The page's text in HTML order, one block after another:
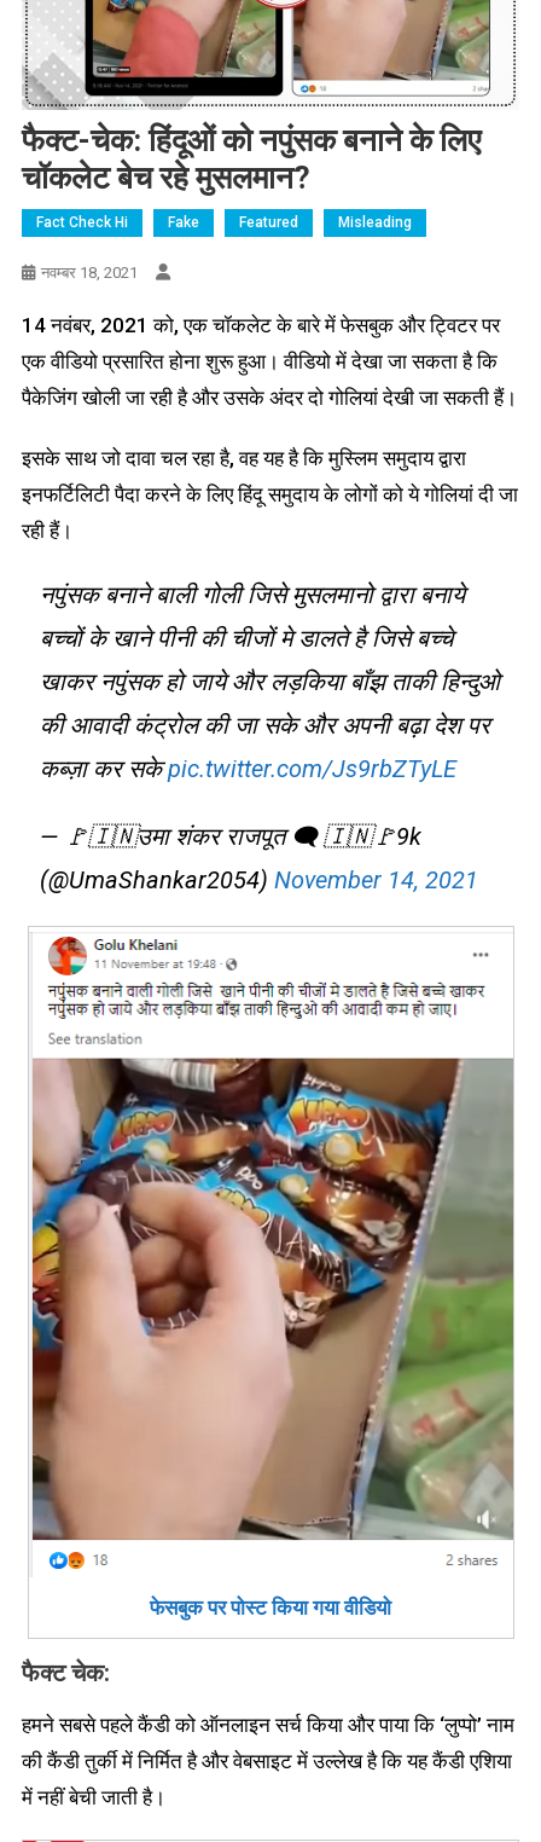
फैक्ट-चेक: हिंदूओं को नपुंसक बनाने के लिए
चॉकलेट बेच रहे मुसलमान?
Fact Check Hi Fake Featured Misleading
नवम्बर 18, 2021
14 नवंबर, 2021 को, एक चॉकलेट के बारे में फेसबुक और ट्विटर पर
एक वीडियो प्रसारित होना शुरू हुआ। वीडियो में देखा जा सकता है कि
पैकेजिंग खोली जा रही है और उसके अंदर दो गोलियां देखी जा सकती हैं।
इसके साथ जो दावा चल रहा है, वह यह है कि मुस्लिम समुदाय द्वारा
इनफर्टिलिटी पैदा करने के लिए हिंदू समुदाय के लोगों को ये गोलियां दी जा
रही हैं।
नपुंसक बनाने बाली गोली जिसे मुसलमानो द्वारा बनाये
बच्चों के खाने पीनी की चीजों मे डालते है जिसे बच्चे
खाकर नपुंसक हो जाये और लड़किया बाँझ ताकी हिन्दुओ
की आवादी कंट्रोल की जा सके और अपनी बढ़ा देश पर
कब्ज़ा कर सकेpic.twitter.com/Js9rbZTyLE
— 🚩🇮🇳उमा शंकर राजपूत 🗨️ 🇮🇳🚩9k
(@UmaShankar2054) November 14, 2021
फेसबुक पर पोस्ट किया गया वीडियो
फैक्ट चेक:
हमने सबसे पहले कैंडी को ऑनलाइन सर्च किया और पाया कि ‘लुप्पो’ नाम
की कैंडी तुर्की में निर्मित है और वेबसाइट में उल्लेख है कि यह कैंडी एशिया
में नहीं बेची जाती है।